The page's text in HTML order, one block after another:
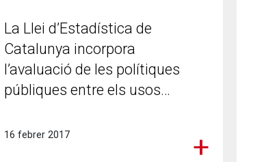
La Llei d’Estadística de
Catalunya incorpora
l’avaluació de les polítiques
públiques entre els usos…
16 febrer 2017